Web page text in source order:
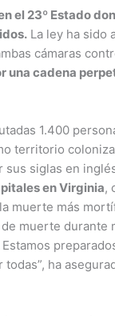
el 23º Estado
La ley ha sido
cámaras
una cadena
1.400
territorio
sus siglas en
en Virginia,
muerte más
muerte durante
ha